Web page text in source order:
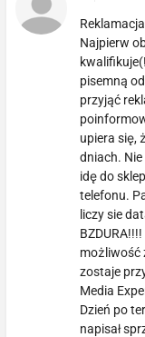
Najpierw
pisemną
przyjąć
upiera się,
dniach.
idę do
telefonu.
liczy sie
możliwość
zostaje
Media
Dzień po
napisał